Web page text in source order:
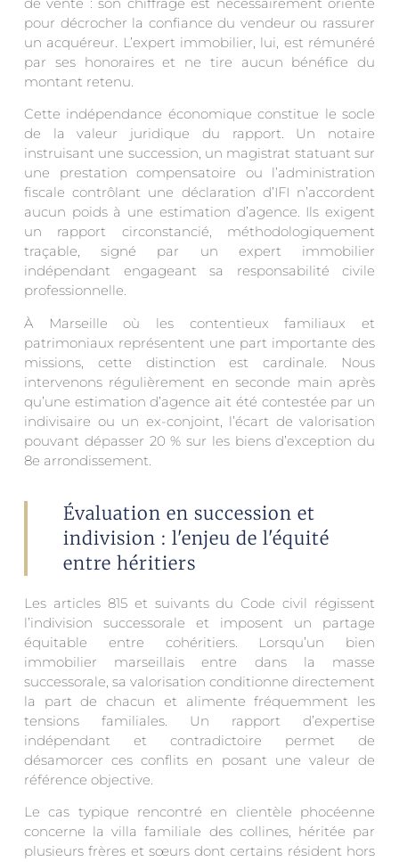
pour décrocher la confiance du vendeur ou rassurer
un acquéreur. L’expert immobilier, lui, est rémunéré
par ses honoraires et ne tire aucun bénéfice du
montant retenu.
Cette indépendance économique constitue le socle
de la valeur juridique du rapport. Un notaire
instruisant une succession, un magistrat statuant sur
une prestation compensatoire ou l’administration
fiscale contrôlant une déclaration d’IFI n’accordent
aucun poids à une estimation d’agence. Ils exigent
un rapport circonstancié, méthodologiquement
traçable, signé par un expert immobilier
indépendant engageant sa responsabilité civile
professionnelle.
À Marseille où les contentieux familiaux et
patrimoniaux représentent une part importante des
missions, cette distinction est cardinale. Nous
intervenons régulièrement en seconde main après
qu’une estimation d’agence ait été contestée par un
indivisaire ou un ex-conjoint, l’écart de valorisation
pouvant dépasser 20 % sur les biens d’exception du
8e arrondissement.
Évaluation en succession et
indivision : l'enjeu de l'équité
entre héritiers
Les articles 815 et suivants du Code civil régissent
l’indivision successorale et imposent un partage
équitable entre cohéritiers. Lorsqu’un bien
immobilier marseillais entre dans la masse
successorale, sa valorisation conditionne directement
la part de chacun et alimente fréquemment les
tensions familiales. Un rapport d’expertise
indépendant et contradictoire permet de
désamorcer ces conflits en posant une valeur de
référence objective.
Le cas typique rencontré en clientèle phocéenne
concerne la villa familiale des collines, héritée par
plusieurs frères et sœurs dont certains résident hors